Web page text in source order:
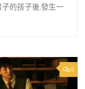
的孩子後,發生一
0